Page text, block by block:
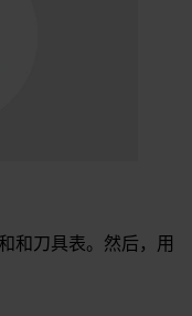
和刀具表。然后，用